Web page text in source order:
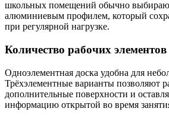
школьных помещений обычно
алюминиевым профилем, который
при регулярной нагрузке.
Количество рабочих элементов
Одноэлементная доска удобна для
Трёхэлементные варианты позволяют
дополнительные поверхности и
информацию открытой во время